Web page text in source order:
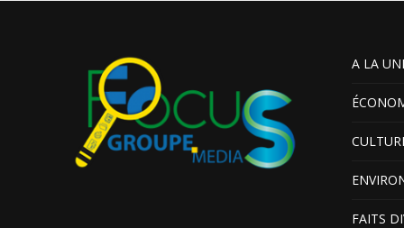
A LA
FAITS